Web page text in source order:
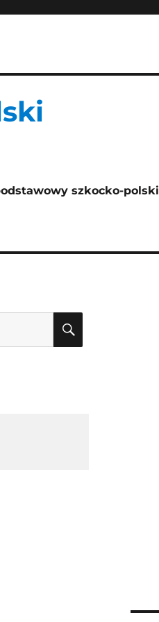
szkocko-polski